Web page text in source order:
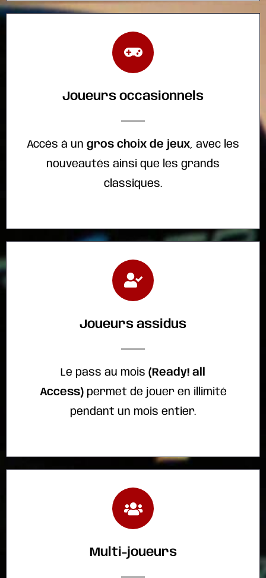
Joueurs occasionnels
Accès à un gros choix de jeux , avec les
nouveautés ainsi que les grands
classiques.
Joueurs assidus
Le pass au mois (Ready! all
Access)permet de jouer en illimité
pendant un mois entier.
Multi-joueurs